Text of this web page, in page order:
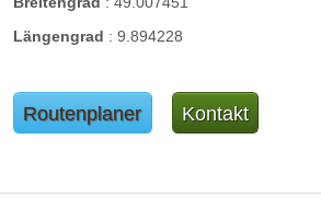
Längengrad : 9.894228
Routenplaner Kontakt